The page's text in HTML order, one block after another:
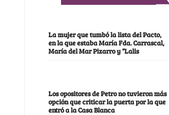
La mujer que tumbó la lista del Pacto,
en la que estaba María Fda. Carrascal,
María del Mar Pizarro y “Lalis
Los opositores de Petro no tuvieron más
opción que criticar la puerta por la que
entró a la Casa Blanca